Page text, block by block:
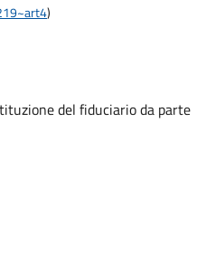
)
del fiduciario da parte